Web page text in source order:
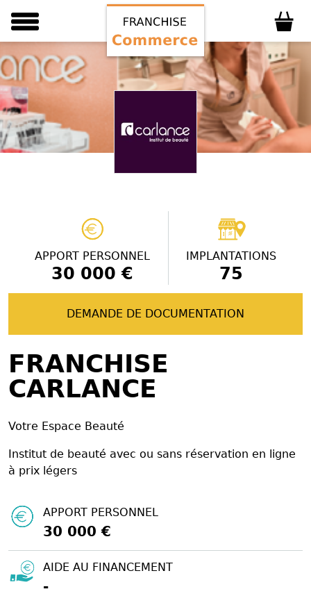
APPORT PERSONNEL
30 000 €
IMPLANTATIONS
75
DEMANDE DE DOCUMENTATION
FRANCHISE
CARLANCE
Votre Espace Beauté
Institut de beauté avec ou sans réservation en ligne
à prix légers
APPORT PERSONNEL
30 000 €
AIDE AU FINANCEMENT
-